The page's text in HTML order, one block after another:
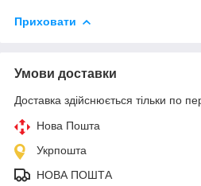
Приховати
Умови доставки
Доставка здійснюється тільки по
Нова Пошта
Укрпошта
НОВА ПОШТА